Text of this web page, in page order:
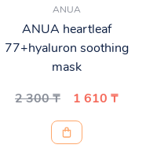
ANUA
ANUA heartleaf
77+hyaluron soothing
mask
2 300 ₸
1 610 ₸